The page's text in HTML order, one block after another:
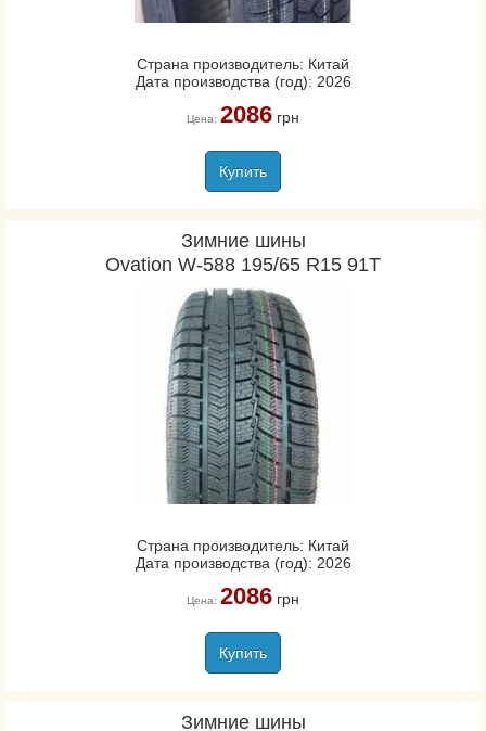
Страна производитель: Китай
Дата производства (год): 2026
Цена: 2086грн
Купить
Зимние шины
Ovation W-588 195/65 R15 91T
Страна производитель: Китай
Дата производства (год): 2026
Цена: 2086грн
Купить
Зимние шины